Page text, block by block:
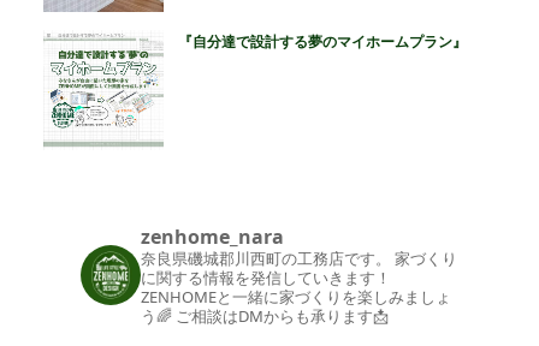
『自分達で設計する夢のマイホームプラン』
zenhome_nara
奈良県磯城郡川西町の工務店です。
家づくり
に関する情報を発信していきます！
ZENHOMEと一緒に家づくりを楽しみましょ
う🌈 ご相談はDMからも承ります📩